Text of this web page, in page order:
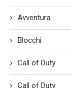
Avventura
Blocchi
Call of Duty
Call of Duty